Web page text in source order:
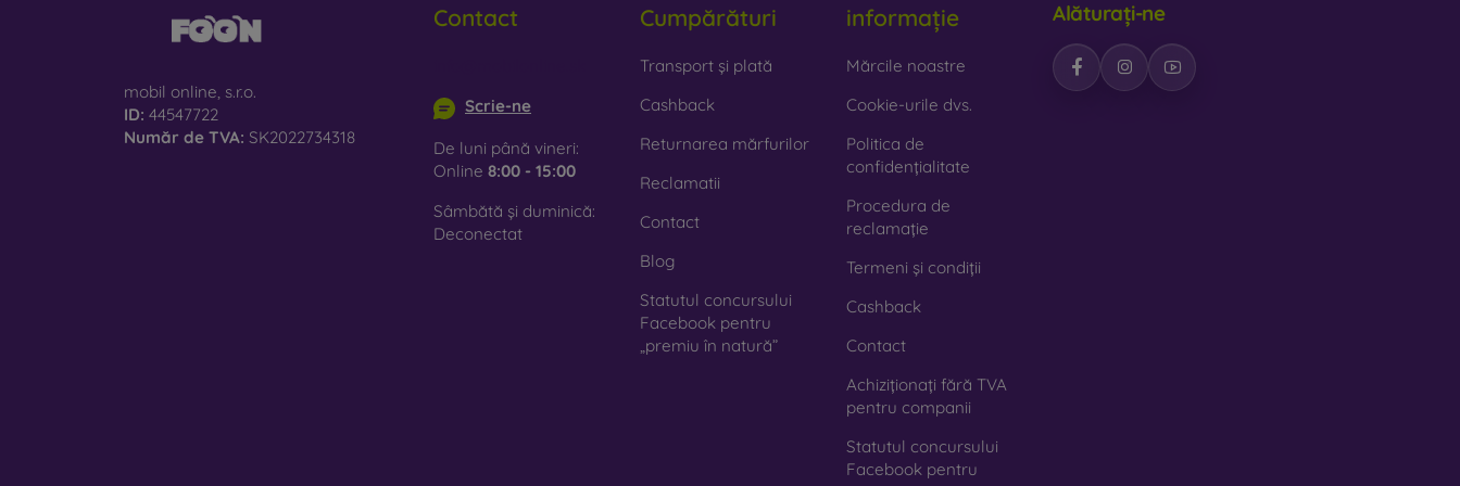
lemn natural de calitate, cu textură naturală și detalii interesante.
– sticla este utilizată doar ca adaos decorativ la huse. Oferă huselor un design interesant. Dezavantajul
100 % în natură. Accentul pe protecția mediului este în prezent foarte important.
Pe magazinul nostru onlineFOON veți găsi zeci de huse interesante pentru telefon, fabricate din diverse materiale.
Trebuie doar să o alegeți pe cea potrivită pentru dumneavoastră.
mobil online, s.r.o.
ID: 44547722
Număr de TVA: SK2022734318
Contact
Scrie-ne
De luni până vineri:
Online 8:00 - 15:00
Sâmbătă și duminică:
Deconectat
Cumpărături
Transport și plată
Cashback
Returnarea mărfurilor
Reclamatii
Contact
Blog
Statutul concursului
Facebook pentru
„premiu în natură”
informație
Mărcile noastre
Cookie-urile dvs.
Politica de
confidențialitate
Procedura de
reclamație
Termeni și condiții
Cashback
Contact
Achiziționați fără TVA
pentru companii
Statutul concursului
Facebook pentru
Alăturați-ne